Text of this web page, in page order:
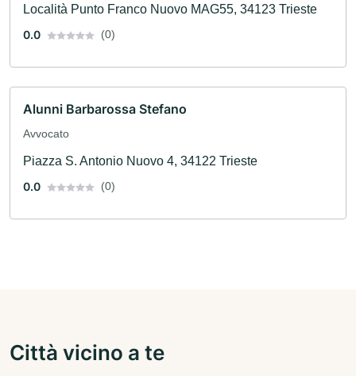
Località Punto Franco Nuovo MAG55, 34123 Trieste
0.0
(0)
Alunni Barbarossa Stefano
Avvocato
Piazza S. Antonio Nuovo 4, 34122 Trieste
0.0
(0)
Città vicino a te